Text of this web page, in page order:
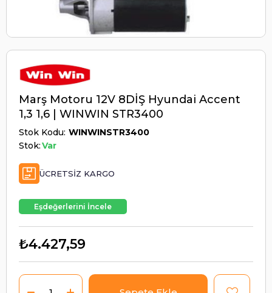
Marş Motoru 12V 8DİŞ Hyundai Accent
1,3 1,6 | WINWIN STR3400
Stok Kodu WINWINSTR3400
Stok:Var
ÜCRETSIZ KARGO
Eşdeğerlerini İncele
₺4.427,59